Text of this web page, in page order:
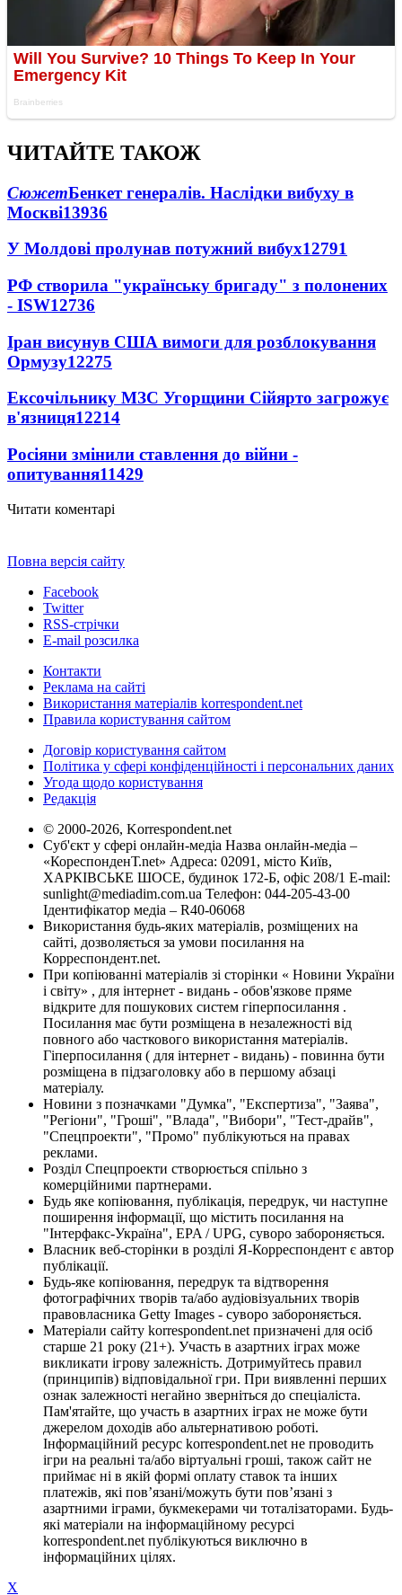
ЧИТАЙТЕ ТАКОЖ
СюжетБенкет генералів. Наслідки вибуху в
Москві13936
У Молдові пролунав потужний вибух12791
РФ створила "українську бригаду" з полонених
- ISW12736
Іран висунув США вимоги для розблокування
Ормузу12275
Ексочільнику МЗС Угорщини Сійярто загрожує
в'язниця12214
Росіяни змінили ставлення до війни -
опитування11429
Читати коментарі
Повна версія сайту
Facebook
Twitter
RSS-стрічки
E-mail розсилка
Контакти
Реклама на сайті
Використання матеріалів korrespondent.net
Правила користування сайтом
Договір користування сайтом
Політика у сфері конфіденційності і персональних даних
Угода щодо користування
Редакція
© 2000-2026, Korrespondent.net
Суб'єкт у сфері онлайн-медіа Назва онлайн-медіа –
«КореспонденТ.net» Адреса: 02091, місто Київ,
ХАРКІВСЬКЕ ШОСЕ, будинок 172-Б, офіс 208/1 E-mail:
sunlight@mediadim.com.ua Телефон: 044-205-43-00
Ідентифікатор медіа – R40-06068
Використання будь-яких матеріалів, розміщених на
сайті, дозволяється за умови посилання на
Корреспондент.net.
При копіюванні матеріалів зі сторінки « Новини України
і світу» , для інтернет - видань - обов'язкове пряме
відкрите для пошукових систем гіперпосилання .
Посилання має бути розміщена в незалежності від
повного або часткового використання матеріалів.
Гіперпосилання ( для інтернет - видань) - повинна бути
розміщена в підзаголовку або в першому абзаці
матеріалу.
Новини з позначками "Думка", "Експертиза", "Заява",
"Регіони", "Гроші", "Влада", "Вибори", "Тест-драйв",
"Спецпроекти", "Промо" публікуються на правах
реклами.
Розділ Спецпроекти створюється спільно з
комерційними партнерами.
Будь яке копіювання, публікація, передрук, чи наступне
поширення інформації, що містить посилання на
"Інтерфакс-Україна", EPA / UPG, суворо забороняється.
Власник веб-сторінки в розділі Я-Корреспондент є автор
публікації.
Будь-яке копіювання, передрук та відтворення
фотографічних творів та/або аудіовізуальних творів
правовласника Getty Images - суворо забороняється.
Матеріали сайту korrespondent.net призначені для осіб
старше 21 року (21+). Участь в азартних іграх може
викликати ігрову залежність. Дотримуйтесь правил
(принципів) відповідальної гри. При виявленні перших
ознак залежності негайно зверніться до спеціаліста.
Пам'ятайте, що участь в азартних іграх не може бути
джерелом доходів або альтернативою роботі.
Інформаційний ресурс korrespondent.net не проводить
ігри на реальні та/або віртуальні гроші, також сайт не
приймає ні в якій формі оплату ставок та інших
платежів, які пов’язані/можуть бути пов’язані з
азартними іграми, букмекерами чи тоталізаторами. Будь-
які матеріали на інформаційному ресурсі
korrespondent.net публікуються виключно в
інформаційних цілях.
X